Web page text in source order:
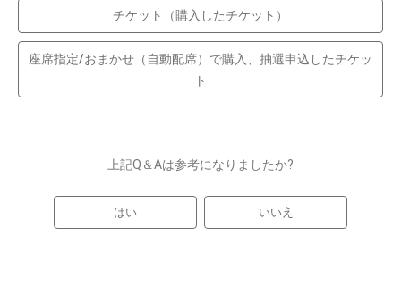
チケット（購入したチケット）
座席指定/おまかせ（自動配席）で購入、抽選申込したチケッ
ト
上記Q＆Aは参考になりましたか?
はい いいえ